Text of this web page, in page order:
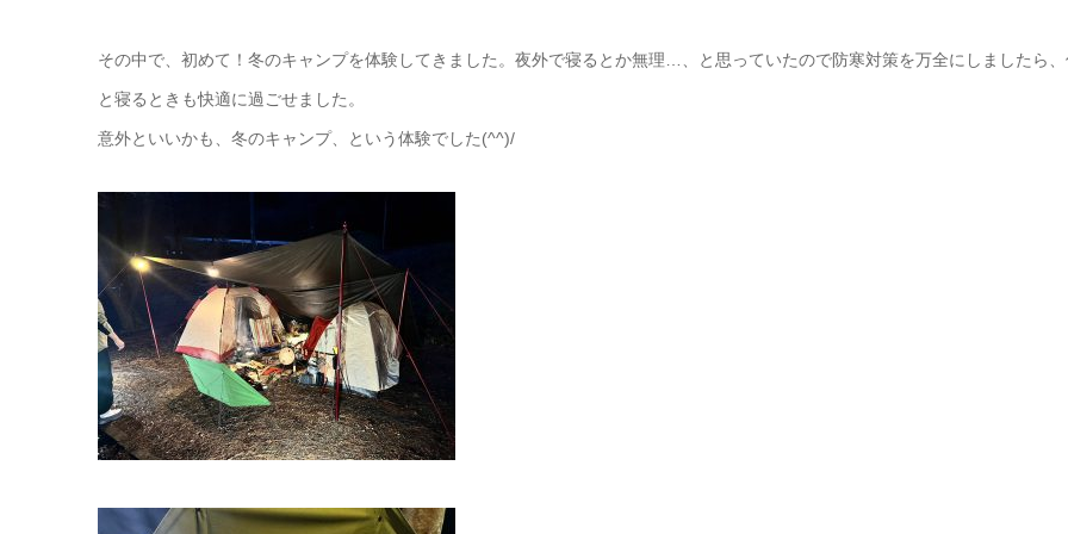
その中で、初めて！冬のキャンプを体験してきました。夜外で寝るとか無理…、と思っていたので防寒対策を万全にしましたら
と寝るときも快適に過ごせました。
意外といいかも、冬のキャンプ、という体験でした(^^)/